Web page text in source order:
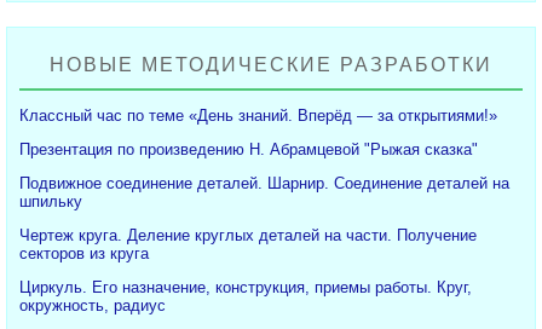
НОВЫЕ МЕТОДИЧЕСКИЕ РАЗРАБОТКИ
Классный час по теме «День знаний. Вперёд — за открытиями!»
Презентация по произведению Н. Абрамцевой "Рыжая сказка"
Подвижное соединение деталей. Шарнир. Соединение деталей на
шпильку
Чертеж круга. Деление круглых деталей на части. Получение
секторов из круга
Циркуль. Его назначение, конструкция, приемы работы. Круг,
окружность, радиус